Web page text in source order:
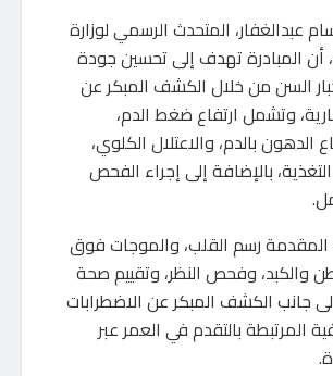
عبدالغفار، المتحدث الرسمي لوزارة
أن المبادرة تهدف إلى تحسين جودة
السن من خلال الكشف المبكر عن
وتشمل ارتفاع ضغط الدم،
الدهون بالدم، والاعتلال الكلوي،
بالإضافة إلى إجراء الفحص
رسم القلب، والموجات فوق
والكبد، وفحص النظر، وتقييم صحة
جانب الكشف المبكر عن الاضطرابات
المرتبطة بالتقدم في العمر عبر